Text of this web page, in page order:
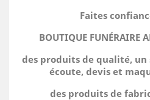
Faites
BOUTIQUE FUNÉRAIRE
des produits de qualité,
écoute, devis et
des produits de